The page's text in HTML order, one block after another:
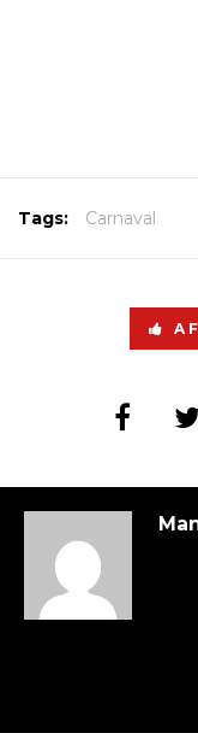
Tags: Carnaval
A